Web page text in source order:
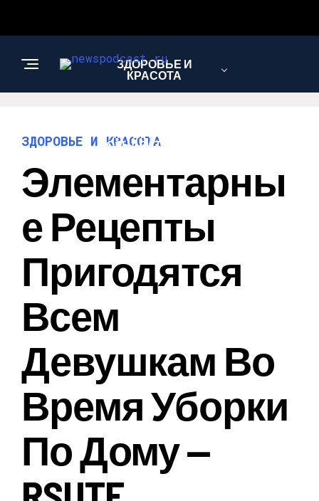
ЗДОРОВЬЕ И
КРАСОТА
ИНТЕРЕСНОЕ И
ПОЗНАВАТЕЛЬНОЕ
ЗДОРОВЬЕ И КРАСОТА
Элементарны
Е Рецепты
Пригодятся
Всем
Девушкам Во
Время Уборки
По Дому —